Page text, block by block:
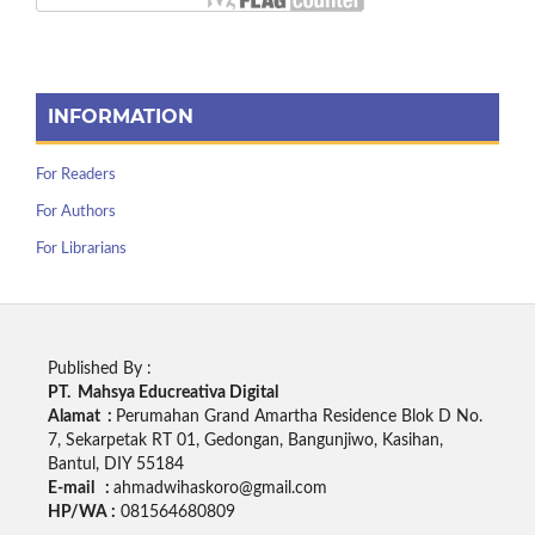
INFORMATION
For Readers
For Authors
For Librarians
Published By :
PT. Mahsya Educreativa Digital
Alamat : Perumahan Grand Amartha Residence Blok D No.
7, Sekarpetak RT 01, Gedongan, Bangunjiwo, Kasihan,
Bantul, DIY 55184
E-mail : ahmadwihaskoro@gmail.com
HP/WA : 081564680809